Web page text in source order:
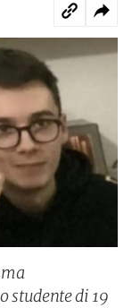
studente di 19